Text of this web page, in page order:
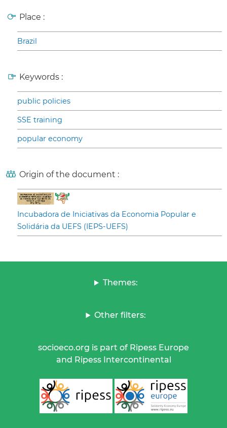
Place :
Brazil
Keywords :
public policies
SSE training
popular economy
Origin of the document :
Incubadora de Iniciativas da Economia Popular e
Solidária da UEFS (IEPS-UEFS)
Themes:
Other filters:
socioeco.org is part of Ripess Europe
and Ripess Intercontinental